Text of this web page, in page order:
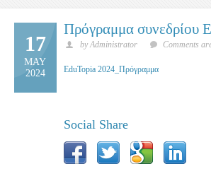
17
MAY
2024
Πρόγραμμα συνεδρίου
by Administrator Comments
EduTopia 2024_Πρόγραμμα
Social Share